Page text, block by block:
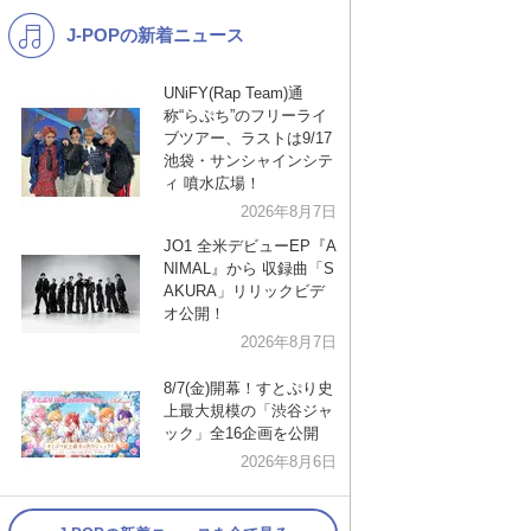
K-POP 演歌・歌謡
洋楽
VTuber ディズニー
J-POPの新着ニュース
UNiFY(Rap Team)通
称“らぷち”のフリーライ
ブツアー、ラストは9/17
池袋・サンシャインシテ
ィ 噴水広場！
2026年8月7日
JO1 全米デビューEP『A
NIMAL』から 収録曲「S
AKURA」リリックビデ
オ公開！
2026年8月7日
8/7(金)開幕！すとぷり史
上最大規模の「渋谷ジャ
ック」全16企画を公開
2026年8月6日